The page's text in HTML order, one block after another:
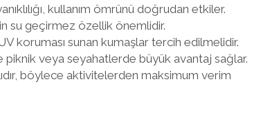
kullanım ömrünü doğrudan etkiler.
su geçirmez özellik önemlidir.
koruması sunan kumaşlar tercih edilmelidir.
piknik veya seyahatlerde büyük avantaj sağlar.
böylece aktivitelerden maksimum verim